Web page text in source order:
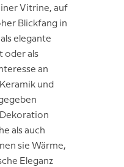
Vitrine, auf
Blickfang in
elegante
oder als
an
und
als auch
sie Wärme,
Eleganz